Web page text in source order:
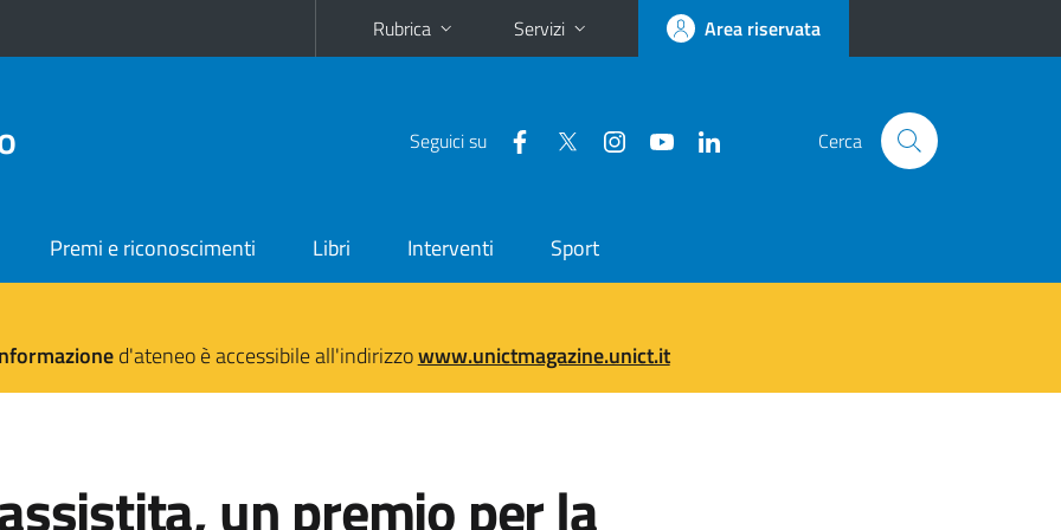
Rubrica Servizi Area riservata
Seguici su Cerca
Premi e riconoscimenti Libri Interventi Sport
d'ateneo è accessibile all'indirizzowww.unictmagazine.unict.it
un premio per la